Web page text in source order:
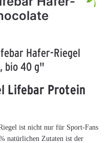
Hafer-Riegel
bio 40 g"
Lifebar Protein
ist nicht nur für Sport-Fans
natürlichen Zutaten ist der